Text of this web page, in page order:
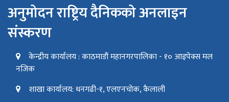
अनुमोदन राष्ट्रिय दैनिकको अनलाइन
संस्करण
केन्द्रीय कार्यालय : काठमाडौं महानगरपालिका - १० आइपेक्स मल
नजिक
शाखा कार्यालय: धनगढी-१, एलएनचोक, कैलाली